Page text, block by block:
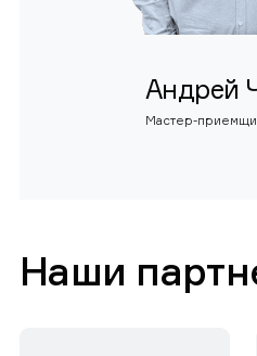
Андрей
Мастер-
Наши